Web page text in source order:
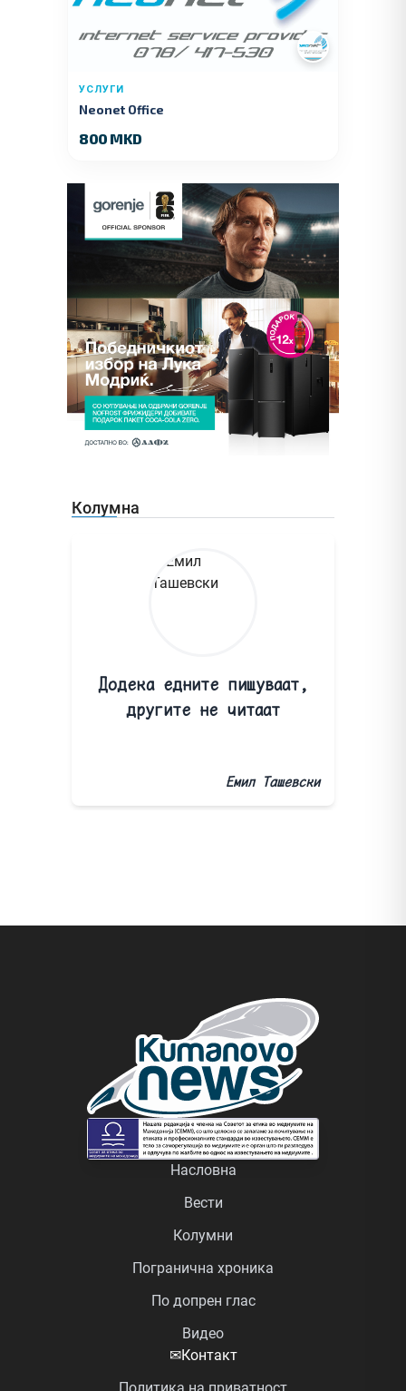
УСЛУГИ
Neonet Office
800 MKD
Колумна
Додека едните пишуваат,
другите не читаат
Емил Ташевски
Насловна
Вести
Колумни
Погранична хроника
По допрен глас
Видео
✉Контакт